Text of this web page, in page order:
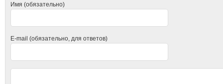
Имя (обязательно)
E-mail (обязательно, для ответов)